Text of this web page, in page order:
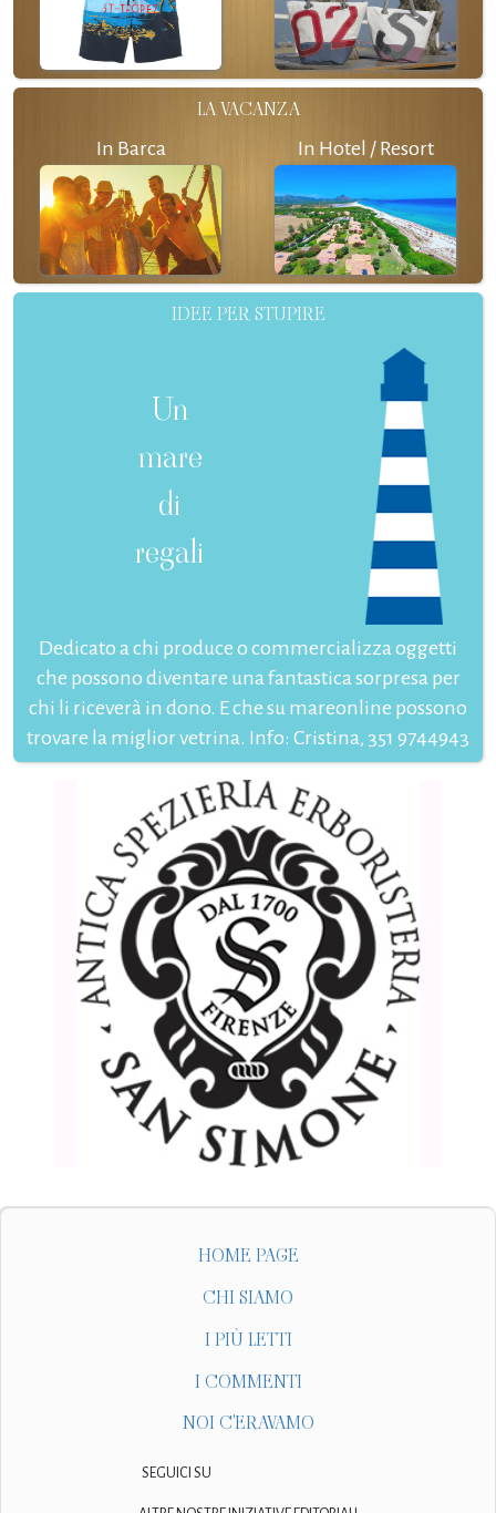
LA VACANZA
In Barca In Hotel / Resort
IDEE PER STUPIRE
Un
mare
di
regali
Dedicato a chi produce o commercializza oggetti
che possono diventare una fantastica sorpresa per
chi li riceverà in dono. E che su mareonline possono
trovare la miglior vetrina. Info: Cristina, 351 9744943
HOME PAGE
CHI SIAMO
I PIÙ LETTI
I COMMENTI
NOI C'ERAVAMO
SEGUICI SU